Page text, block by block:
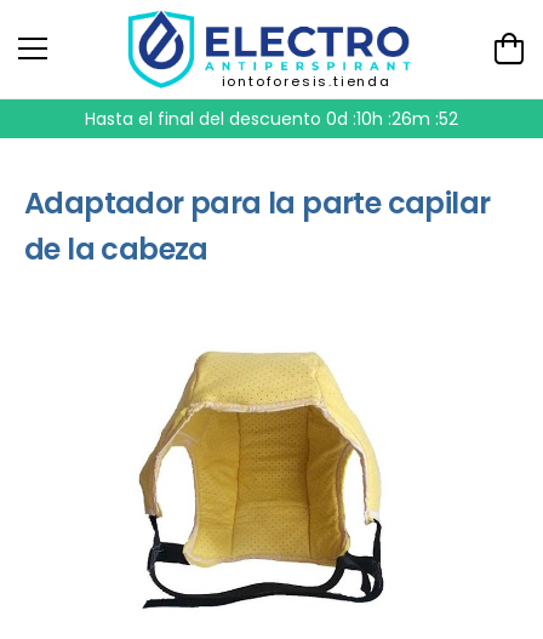
iontoforesis.tienda
Hasta el final del descuento 0d :10h :26m :52
Adaptador para la parte capilar
de la cabeza